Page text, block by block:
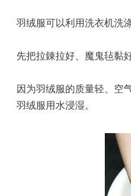
羽绒服可以利用洗衣机洗
先把拉錬拉好、魔鬼毡黏
因为羽绒服的质量轻、空
羽绒服用水浸湿。